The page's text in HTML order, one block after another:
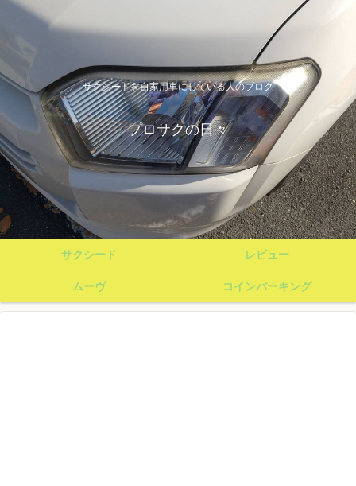
サクシードを自家用車にしている人のブログ
プロサクの日々
サクシード レビュー
ムーヴ コインパーキング